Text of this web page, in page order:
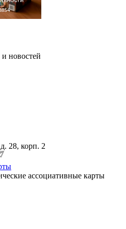
новостей
28, корп. 2
ассоциативные карты